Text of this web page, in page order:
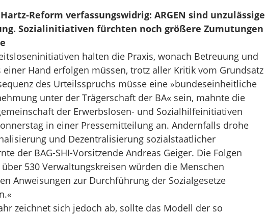
Reform verfassungswidrig: ARGEN sind unzulässige
Sozialinitiativen fürchten noch größere Zumutungen
halten die Praxis, wonach Betreuung und
einer Hand erfolgen müssen, trotz aller Kritik vom Grundsatz
des Urteilsspruchs müsse eine »bundeseinheitliche
unter der Trägerschaft der BA« sein, mahnte die
der Erwerbslosen- und Sozialhilfeinitiativen
in einer Pressemitteilung an. Andernfalls drohe
und Dezentralisierung sozialstaatlicher
der BAG-SHI-Vorsitzende Andreas Geiger. Die Folgen
530 Verwaltungskreisen würden die Menschen
Anweisungen zur Durchführung der Sozialgesetze
zeichnet sich jedoch ab, sollte das Modell der so